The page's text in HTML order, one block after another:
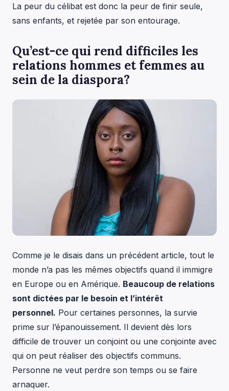
La peur du célibat est donc la peur de finir seule,
sans enfants, et rejetée par son entourage.
Qu’est-ce qui rend difficiles les
relations hommes et femmes au
sein de la diaspora?
Comme je le disais dans un précédent article, tout le
monde n’a pas les mêmes objectifs quand il immigre
en Europe ou en Amérique. Beaucoup de relations
sont dictées par le besoin et l’intérêt
personnel. Pour certaines personnes, la survie
prime sur l’épanouissement. Il devient dès lors
difficile de trouver un conjoint ou une conjointe avec
qui on peut réaliser des objectifs communs.
Personne ne veut perdre son temps ou se faire
arnaquer.